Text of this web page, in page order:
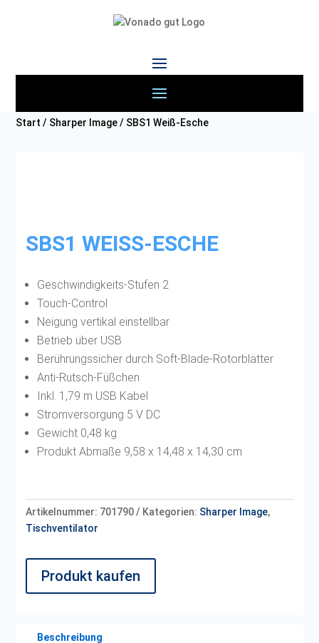
Start / Sharper Image/ SBS1 Weiß-Esche
SBS1 WEISS-ESCHE
Geschwindigkeits-Stufen 2
Touch-Control
Neigung vertikal einstellbar
Betrieb über USB
Berührungssicher durch Soft-Blade-Rotorblätter
Anti-Rutsch-Füßchen
Inkl. 1,79 m USB Kabel
Stromversorgung 5 V DC
Gewicht 0,48 kg
Produkt Abmaße 9,58 x 14,48 x 14,30 cm
Artikelnummer: 701790 Kategorien: Sharper Image,
Tischventilator
Produkt kaufen
Beschreibung